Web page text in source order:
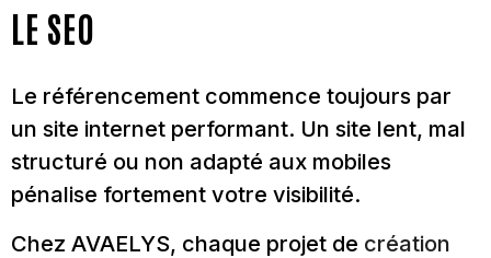
LE SEO
Le référencement commence toujours par
un site internet performant. Un site lent, mal
structuré ou non adapté aux mobiles
pénalise fortement votre visibilité.
Chez AVAELYS, chaque projet de création